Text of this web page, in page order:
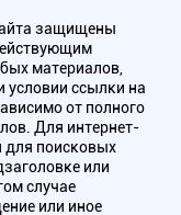
защищены
материалов,
условии ссылки на
от полного
Для интернет-
для поисковых
или
случае
или иное